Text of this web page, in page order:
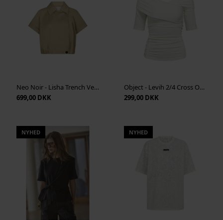
Neo Noir - Lisha Trench Vest - Taupe
699,00 DKK
Object - Levih 2/4 Cross Over Top - Cloud Dancer
299,00 DKK
NYHED NYHED